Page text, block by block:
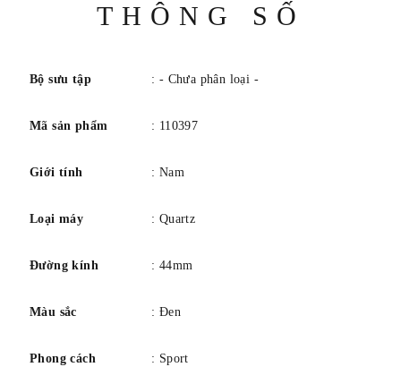
THÔNG SỐ
Bộ sưu tập : - Chưa phân loại -
Mã sản phẩm : 110397
Giới tính : Nam
Loại máy : Quartz
Đường kính : 44mm
Màu sắc : Đen
Phong cách : Sport